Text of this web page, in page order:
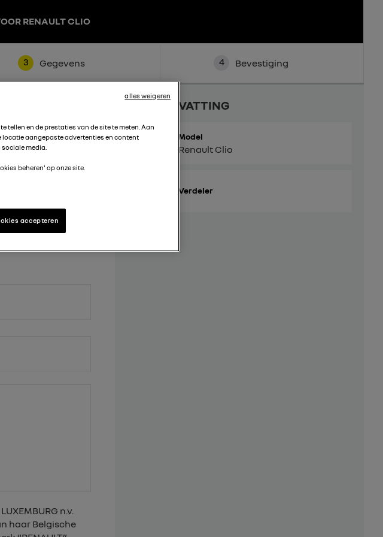
RENAULT CLIO
3 Gegevens 4 Bevestiging
n.v.
haar Belgische
SAMENVATTING
Model
Renault Clio
Verdeler
tellen en de prestaties van de site te meten. Aan
locatie aangepaste advertenties en content
sociale media.
beheren' op onze site.
accepteren
alles weigeren